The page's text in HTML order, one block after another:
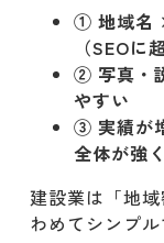
利）
やって
▼
は
▼
い
① 地域名
（SEOに
② 写真・
やすい
③ 実績が
全体が強
建設業は「地
わめてシンプル